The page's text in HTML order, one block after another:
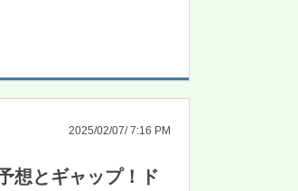
2025/02/07/ 7:16 PM
想とギャップ！ド